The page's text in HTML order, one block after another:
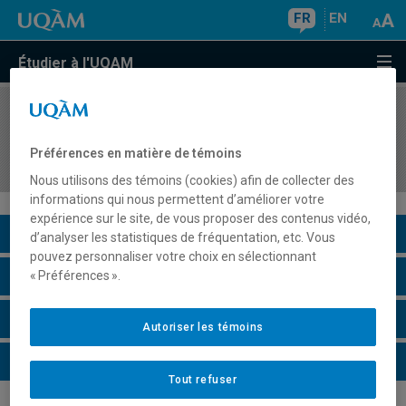
FR EN
Étudier à l'UQAM
COURS//
destinations et expériences touristiques
Description du cours
Horaire - Été 2026
Horaire - Automne 2026
Horaire - Hiver 2027
Préférences en matière de témoins
Nous utilisons des témoins (cookies) afin de collecter des
informations qui nous permettent d’améliorer votre
expérience sur le site, de vous proposer des contenus vidéo,
d’analyser les statistiques de fréquentation, etc. Vous
pouvez personnaliser votre choix en sélectionnant
« Préférences ».
Tout refuser
Autoriser les témoins